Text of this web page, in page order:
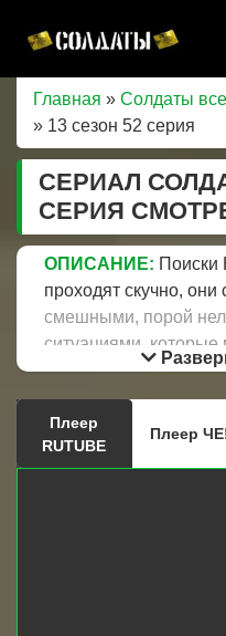
Главная » Солдаты
» 13 сезон 52 серия
СЕРИАЛ
СЕРИЯ
ОПИСАНИЕ: Поиски
проходят скучно,
смешными, порой
ситуациями, которые
равнодушными.
образом застает
агрегатом. Да еще и
момент, когда Степан
Плеер
RUTUBE
Плеер